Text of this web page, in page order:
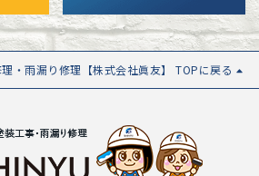
・雨漏り修理【株式会社眞友】 TOPに戻る